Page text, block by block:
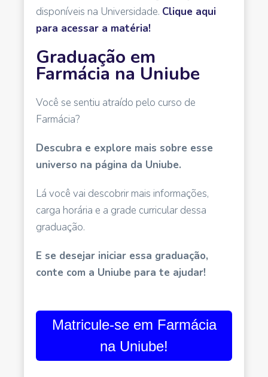
disponíveis na Universidade. Clique aqui
para acessar a matéria!
Graduação em
Farmácia na Uniube
Você se sentiu atraído pelo curso de
Farmácia?
Descubra e explore mais sobre esse
universo na página da Uniube.
Lá você vai descobrir mais informações,
carga horária e a grade curricular dessa
graduação.
E se desejar iniciar essa graduação,
conte com a Uniube para te ajudar!
Matricule-se em Farmácia
na Uniube!